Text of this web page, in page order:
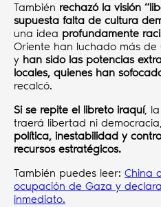
También rechazó la visión
supuesta falta de cultura
una idea profundamente
Oriente han luchado más
y han sido las potencias
locales, quienes han
recalcó.
Si se repite el libreto iraquí,
traerá libertad ni
política, inestabilidad y
recursos estratégicos.
También puedes leer: China
ocupación de Gaza y
inmediato.